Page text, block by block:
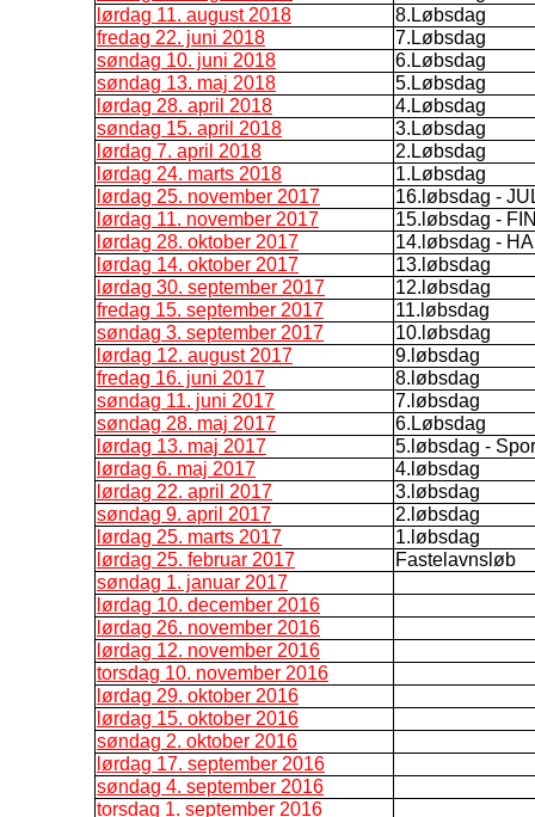
lørdag 11. august 2018
8.Løbsdag
fredag 22. juni 2018
7.Løbsdag
søndag 10. juni 2018
6.Løbsdag
søndag 13. maj 2018
5.Løbsdag
lørdag 28. april 2018
4.Løbsdag
søndag 15. april 2018
3.Løbsdag
lørdag 7. april 2018
2.Løbsdag
lørdag 24. marts 2018
1.Løbsdag
lørdag 25. november 2017
16.løbsdag -
lørdag 11. november 2017
15.løbsdag -
lørdag 28. oktober 2017
14.løbsdag -
lørdag 14. oktober 2017
13.løbsdag
lørdag 30. september 2017
12.løbsdag
fredag 15. september 2017
11.løbsdag
søndag 3. september 2017
10.løbsdag
lørdag 12. august 2017
9.løbsdag
fredag 16. juni 2017
8.løbsdag
søndag 11. juni 2017
7.løbsdag
søndag 28. maj 2017
6.Løbsdag
lørdag 13. maj 2017
5.løbsdag -
lørdag 6. maj 2017
4.løbsdag
lørdag 22. april 2017
3.løbsdag
søndag 9. april 2017
2.løbsdag
lørdag 25. marts 2017
1.løbsdag
lørdag 25. februar 2017
Fastelavnsløb
søndag 1. januar 2017
lørdag 10. december 2016
lørdag 26. november 2016
lørdag 12. november 2016
torsdag 10. november 2016
lørdag 29. oktober 2016
lørdag 15. oktober 2016
søndag 2. oktober 2016
lørdag 17. september 2016
søndag 4. september 2016
torsdag 1. september 2016